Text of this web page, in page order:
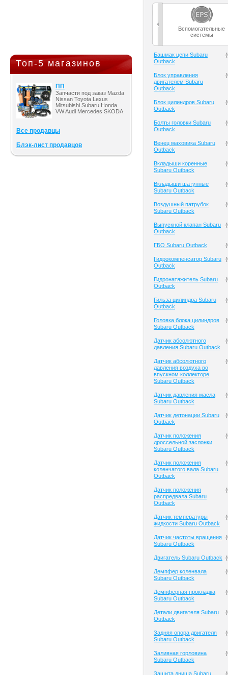
Топ-5 магазинов
ПП
Запчасти под заказ Mazda
Nissan Toyota Lexus
Mitsubishi Subaru Honda
VW Audi Mercedes SKODA
Все продавцы
Блэк-лист продавцов
Вспомогательные
системы
Башмак цепи Subaru
Outback
(
Блок управления
двигателем Subaru
Outback
(
Блок цилиндров Subaru
Outback
(
Болты головки Subaru
Outback
(
Венец маховика Subaru
Outback
(
Вкладыши коренные
Subaru Outback
(
Вкладыши шатунные
Subaru Outback
(
Воздушный патрубок
Subaru Outback
(
Выпускной клапан Subaru
Outback
(
ГБО Subaru Outback (
Гидрокомпенсатор Subaru
Outback
(
Гидронатяжитель Subaru
Outback
(
Гильза цилиндра Subaru
Outback
(
Головка блока цилиндров
Subaru Outback
(
Датчик абсолютного
давления Subaru Outback
(
Датчик абсолютного
давления воздуха во
впускном коллекторе
Subaru Outback
(
Датчик давления масла
Subaru Outback
(
Датчик детонации Subaru
Outback
(
Датчик положения
дроссельной заслонки
Subaru Outback
(
Датчик положения
коленчатого вала Subaru
Outback
(
Датчик положения
распредвала Subaru
Outback
(
Датчик температуры
жидкости Subaru Outback
(
Датчик частоты вращения
Subaru Outback
(
Двигатель Subaru Outback (
Демпфер коленвала
Subaru Outback
(
Демпферная прокладка
Subaru Outback
(
Детали двигателя Subaru
Outback
(
Задняя опора двигателя
Subaru Outback
(
Заливная горловина
Subaru Outback
(
Защита днища Subaru (